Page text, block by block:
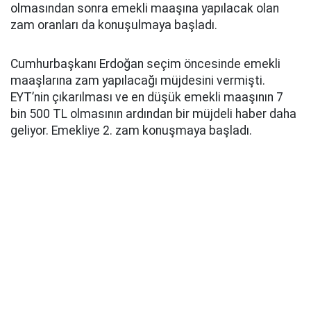
olmasından sonra emekli maaşına yapılacak olan
zam oranları da konuşulmaya başladı.
Cumhurbaşkanı Erdoğan seçim öncesinde emekli
maaşlarına zam yapılacağı müjdesini vermişti.
EYT’nin çıkarılması ve en düşük emekli maaşının 7
bin 500 TL olmasının ardından bir müjdeli haber daha
geliyor. Emekliye 2. zam konuşmaya başladı.